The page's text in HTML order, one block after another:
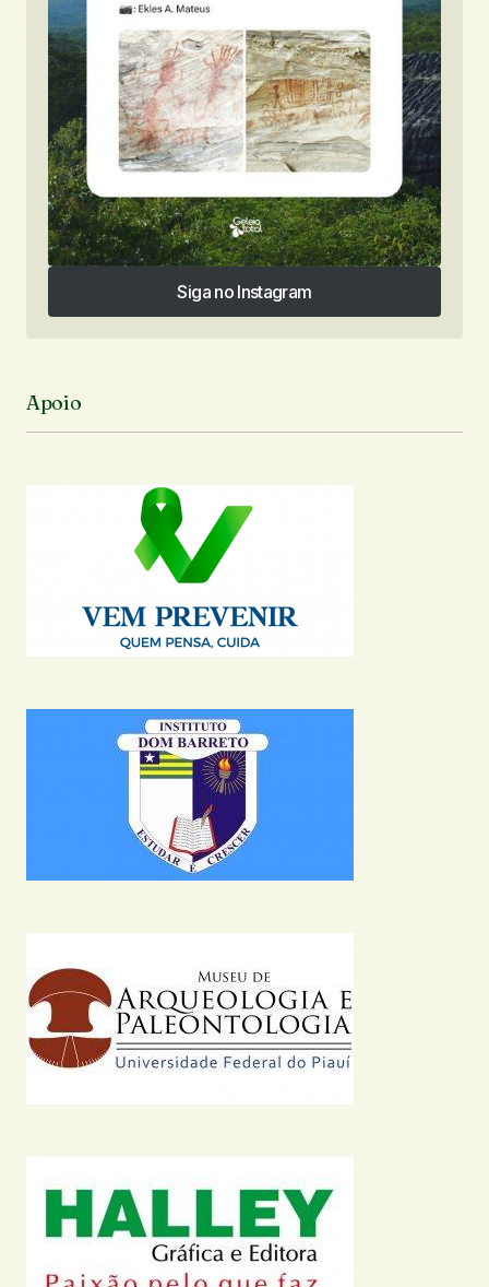
Siga no Instagram
Siga no Instagram
Apoio